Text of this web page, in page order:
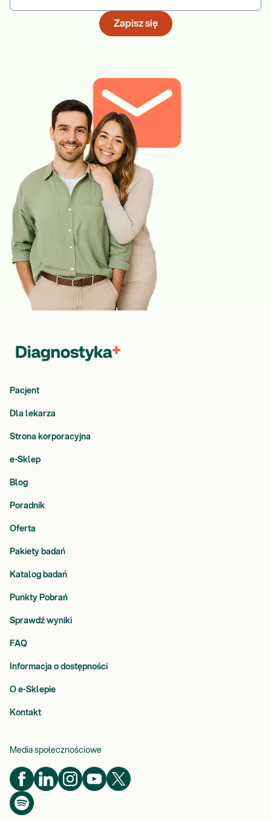
Zapisz się
Pacjent
Dla lekarza
Strona korporacyjna
e-Sklep
Blog
Poradnik
Oferta
Pakiety badań
Katalog badań
Punkty Pobrań
Sprawdź wyniki
FAQ
Informacja o dostępności
O e-Sklepie
Kontakt
Media społecznościowe